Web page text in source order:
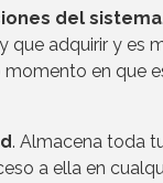
del sistema
que adquirir y es
momento en que
. Almacena toda
a ella en